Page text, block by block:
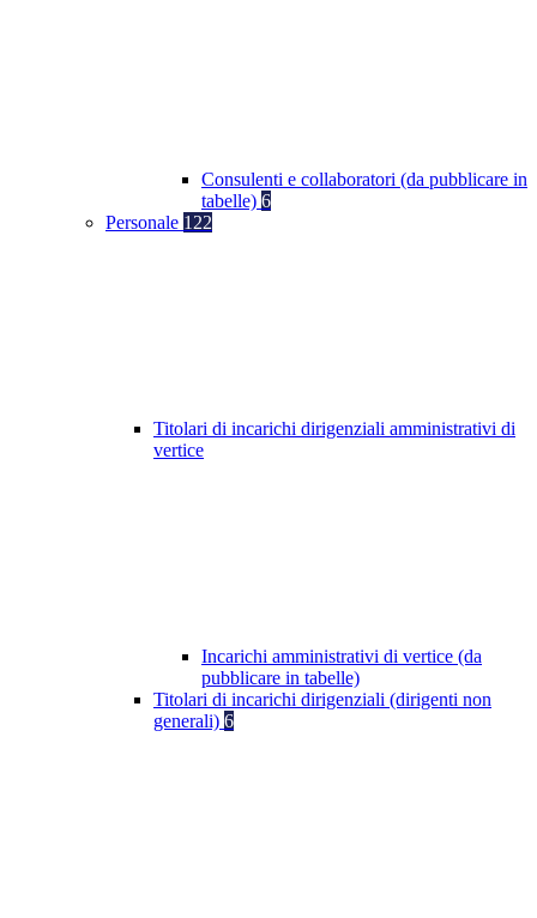
Consulenti e collaboratori (da pubblicare in
tabelle) 6
Personale 122
Titolari di incarichi dirigenziali amministrativi di
vertice
Incarichi amministrativi di vertice (da
pubblicare in tabelle)
Titolari di incarichi dirigenziali (dirigenti non
generali) 6